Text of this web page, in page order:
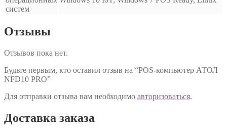
систем
Отзывы
Отзывов пока нет.
Будьте первым, кто оставил отзыв на “POS-компьютер АТОЛ
NFD10 PRO”
Для отправки отзыва вам необходимо авторизоваться.
Доставка заказа